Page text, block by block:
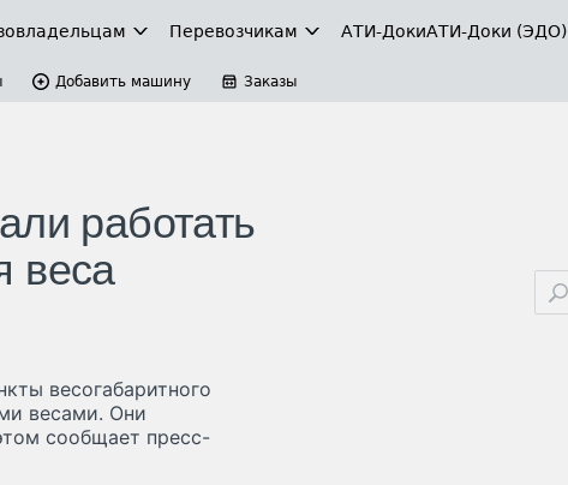
Перевозчикам АТИ-ДокиАТИ-Доки (ЭДО)
Добавить машину Заказы
работать
веса
весогабаритного
весами. Они
сообщает пресс-